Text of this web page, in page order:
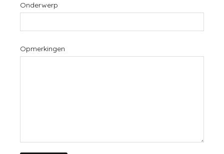
Onderwerp
Opmerkingen